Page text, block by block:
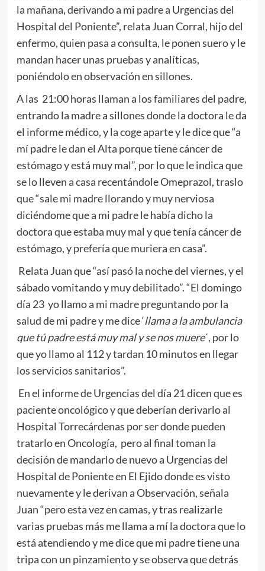
la mañana, derivando a mi padre a Urgencias del
Hospital del Poniente”, relata Juan Corral, hijo del
enfermo, quien pasa a consulta, le ponen suero y le
mandan hacer unas pruebas y analíticas,
poniéndolo en observación en sillones.
A las 21:00 horas llaman a los familiares del padre,
entrando la madre a sillones donde la doctora le da
el informe médico, y la coge aparte y le dice que “a
mí padre le dan el Alta porque tiene cáncer de
estómago y está muy mal”, por lo que le indica que
se lo lleven a casa recentándole Omeprazol, traslo
que “sale mi madre llorando y muy nerviosa
diciéndome que a mi padre le había dicho la
doctora que estaba muy mal y que tenía cáncer de
estómago, y prefería que muriera en casa”.
Relata Juan que “así pasó la noche del viernes, y el
sábado vomitando y muy debilitado”. “El domingo
día 23 yo llamo a mi madre preguntando por la
salud de mi padre y me dice ‘llama a la ambulancia
que tú padre está muy mal y se nos muere´, por lo
que yo llamo al 112 y tardan 10 minutos en llegar
los servicios sanitarios”.
En el informe de Urgencias del día 21 dicen que es
paciente oncológico y que deberían derivarlo al
Hospital Torrecárdenas por ser donde pueden
tratarlo en Oncología, pero al final toman la
decisión de mandarlo de nuevo a Urgencias del
Hospital de Poniente en El Ejido donde es visto
nuevamente y le derivan a Observación, señala
Juan “pero esta vez en camas, y tras realizarle
varias pruebas más me llama a mí la doctora que lo
está atendiendo y me dice que mi padre tiene una
tripa con un pinzamiento y se observa que detrás